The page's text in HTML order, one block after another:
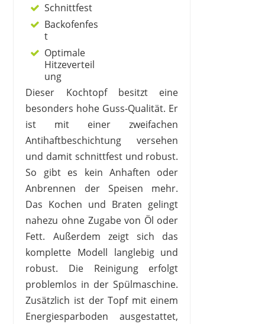
Schnittfest
Backofenfes
t
Optimale
Hitzeverteil
ung
Dieser Kochtopf besitzt eine
besonders hohe Guss-Qualität. Er
ist mit einer zweifachen
Antihaftbeschichtung versehen
und damit schnittfest und robust.
So gibt es kein Anhaften oder
Anbrennen der Speisen mehr.
Das Kochen und Braten gelingt
nahezu ohne Zugabe von Öl oder
Fett. Außerdem zeigt sich das
komplette Modell langlebig und
robust. Die Reinigung erfolgt
problemlos in der Spülmaschine.
Zusätzlich ist der Topf mit einem
Energiesparboden ausgestattet,